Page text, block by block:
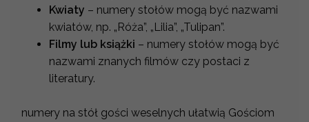
Kwiaty – numery stołów mogą być nazwami
kwiatów, np. „Róża”, „Lilia”, „Tulipan”.
Filmy lub książki – numery stołów mogą być
nazwami znanych filmów czy postaci z
literatury.
numery na stół gości weselnych ułatwią Gościom